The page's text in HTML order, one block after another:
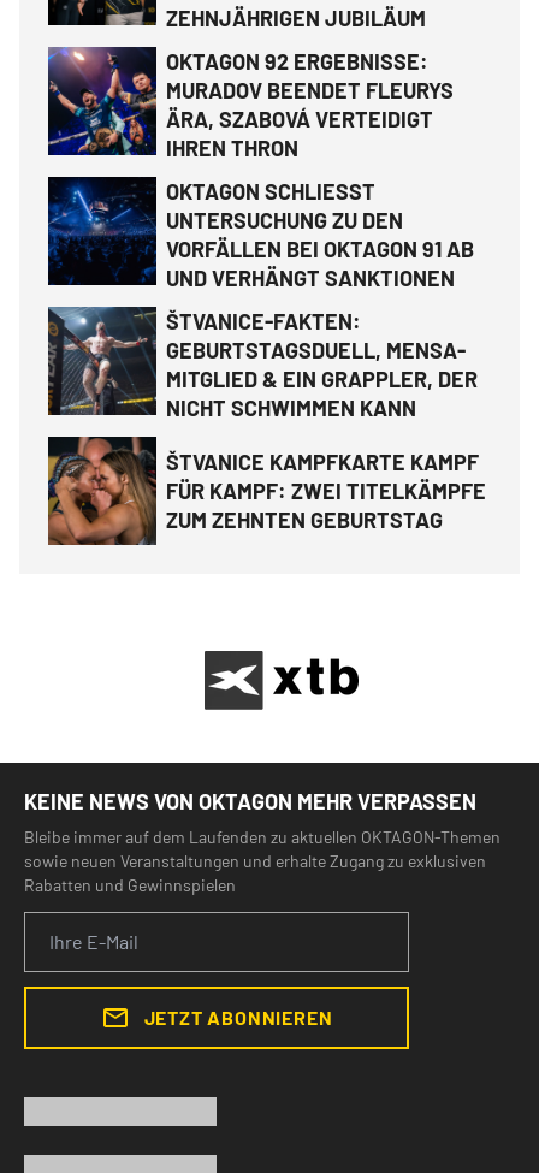
ZEHNJÄHRIGEN JUBILÄUM
OKTAGON 92 ERGEBNISSE:
MURADOV BEENDET FLEURYS
ÄRA, SZABOVÁ VERTEIDIGT
IHREN THRON
OKTAGON SCHLIESST
UNTERSUCHUNG ZU DEN
VORFÄLLEN BEI OKTAGON 91 AB
UND VERHÄNGT SANKTIONEN
ŠTVANICE-FAKTEN:
GEBURTSTAGSDUELL, MENSA-
MITGLIED & EIN GRAPPLER, DER
NICHT SCHWIMMEN KANN
ŠTVANICE KAMPFKARTE KAMPF
FÜR KAMPF: ZWEI TITELKÄMPFE
ZUM ZEHNTEN GEBURTSTAG
KEINE NEWS VON OKTAGON MEHR VERPASSEN
Bleibe immer auf dem Laufenden zu aktuellen OKTAGON-Themen
sowie neuen Veranstaltungen und erhalte Zugang zu exklusiven
Rabatten und Gewinnspielen
JETZT ABONNIEREN